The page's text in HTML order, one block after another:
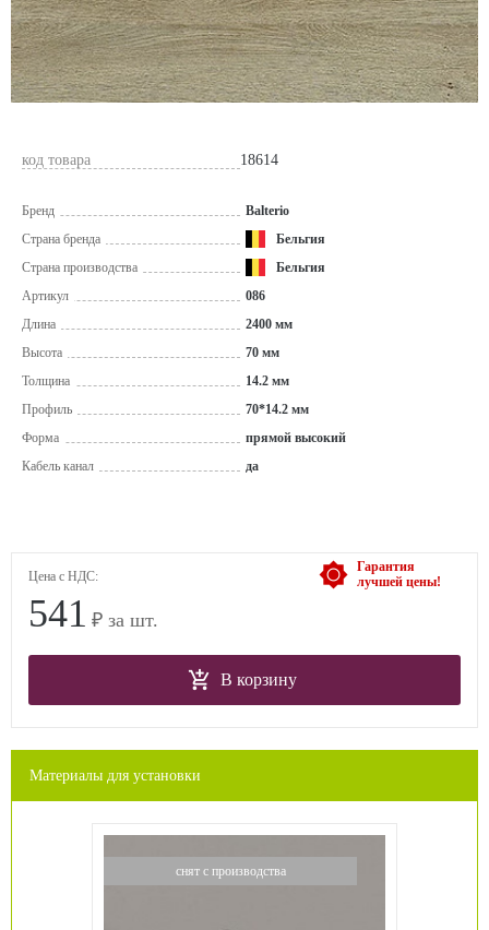
код товара 18614
Бренд
Balterio
Страна бренда
Бельгия
Страна производства
Бельгия
Артикул
086
Длина
2400 мм
Высота
70 мм
Толщина
14.2 мм
Профиль
70*14.2 мм
Форма
прямой высокий
Кабель канал
да
Гарантия
лучшей цены!
Цена с НДС:
541 ₽ за шт.
В корзину
Материалы для установки
снят с производства